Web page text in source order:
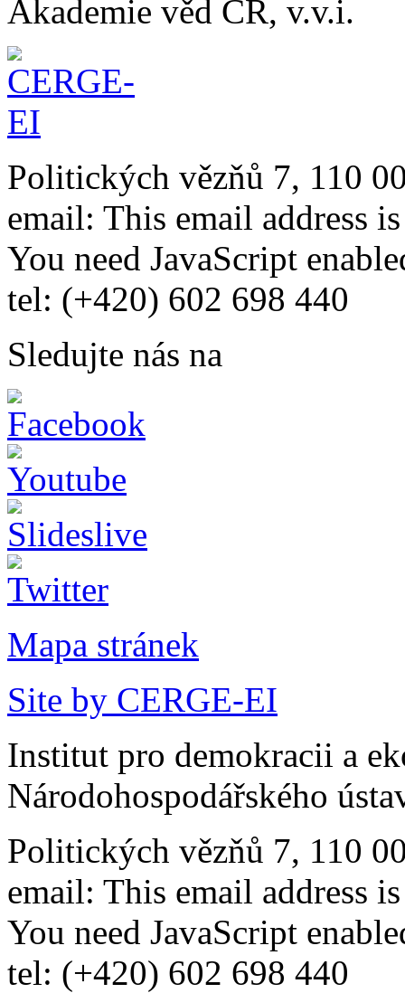
Akademie věd ČR, v.v.i.
Politických vězňů 7, 110
email: This email address
You need JavaScript
tel: (+420) 602 698 440
Sledujte nás na
Mapa stránek
Site by CERGE-EI
Institut pro demokracii a
Národohospodářského
Politických vězňů 7, 110
email: This email address
You need JavaScript
tel: (+420) 602 698 440